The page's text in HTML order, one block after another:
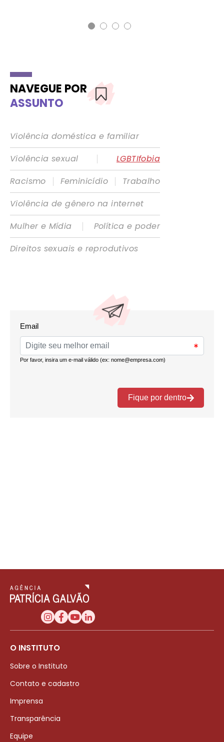
NAVEGUE POR
ASSUNTO
Violência doméstica e familiar
Violência sexual
|
LGBTIfobia
Racismo
| Feminicídio |
Trabalho
Violência de gênero na internet
Mulher e Mídia
|
Política e poder
Direitos sexuais e reprodutivos
O INSTITUTO
Sobre o Instituto
Contato e cadastro
Imprensa
Transparência
Equipe